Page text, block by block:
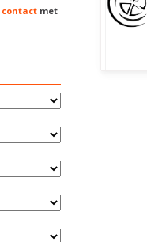
contact met